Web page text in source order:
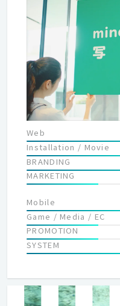
や」 「利用できるものは
かもらってないからこれく
なマイナスの考え方から生
マイナスの方向に向かいます。 制作するもの自体がマイナ
素で構成されてしまっては
理解して頑張って対応した
でいただけるわけはありません。 今できることで自分
とで精一杯の努力と ご依
伝わるように、 日々仕事
の要素で構成された制作物
て行けるように、 高い熱意
姿勢を忘れず取り組み その
自分たち自身で体現してい
Web
Installation / Movie
BRANDING
MARKETING
Mobile
Game / Media / EC
PROMOTION
SYSTEM